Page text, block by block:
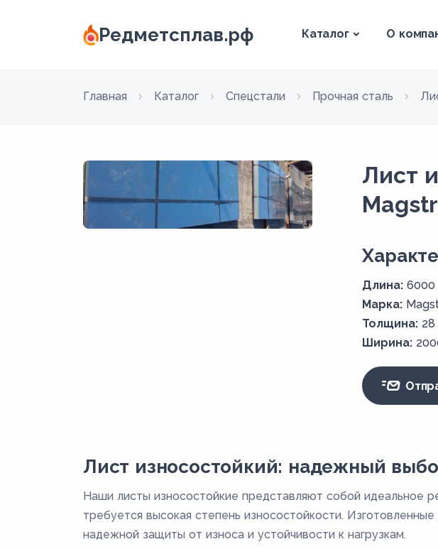
Редметсплав.рф Каталог О
Главная Каталог Спецстали Прочная сталь
Лист
Длина: 6000
Марка:
Толщина: 28
Ширина:
Лист износостойкий: надежный
Наши листы износостойкие представляют собой идеальное
требуется высокая степень износостойкости.
надежной защиты от износа и устойчивости к нагрузкам.